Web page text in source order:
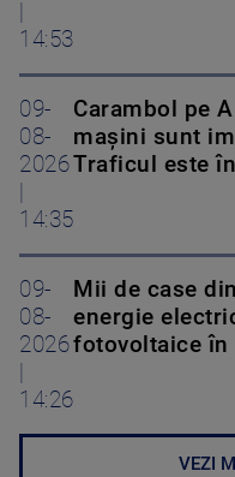
14:53
09-
08-
2026
14:35
Carambol pe
mașini sunt
Traficul este
09-
08-
2026
14:26
Mii de case
energie
fotovoltaice în
VEZI